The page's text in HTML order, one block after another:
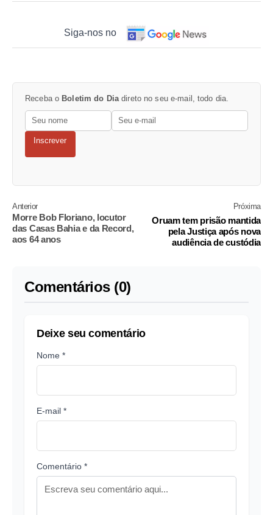
Siga-nos no
Receba o Boletim do Diadireto no seu e-mail, todo dia.
Inscrever
Anterior
Morre Bob Floriano, locutor
das Casas Bahia e da Record,
aos 64 anos
Próxima
Oruam tem prisão mantida
pela Justiça após nova
audiência de custódia
Comentários (0)
Deixe seu comentário
Nome *
E-mail *
Comentário *